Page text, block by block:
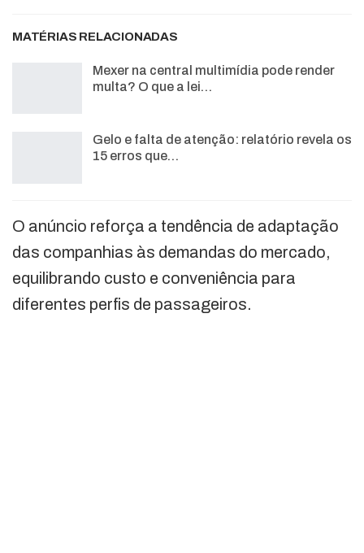
MATÉRIAS RELACIONADAS
Mexer na central multimídia pode render
multa? O que a lei…
Gelo e falta de atenção: relatório revela os
15 erros que…
O anúncio reforça a tendência de adaptação
das companhias às demandas do mercado,
equilibrando custo e conveniência para
diferentes perfis de passageiros.